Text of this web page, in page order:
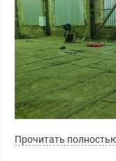
Прочитать